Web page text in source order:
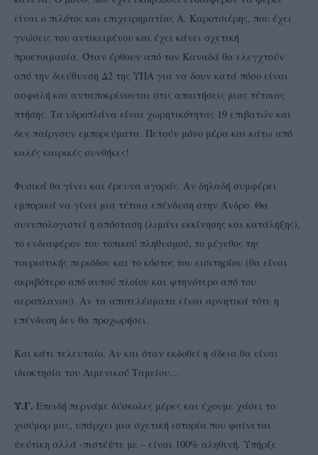
είναι ο πιλότος και επιχειρηματίας Α. Καροτσιέρης, που έχει
γνώσεις του αντικειμένου και έχει κάνει σχετική
προετοιμασία. Όταν έρθουν από τον Καναδά θα ελεγχτούν
από την διεύθυνση Δ2 της ΥΠΑ για να δουν κατά πόσο είναι
ασφαλή και ανταποκρίνονται στις απαιτήσεις μιας τέτοιας
πτήσης. Τα υδροπλάνα είναι χωρητικότητας 19 επιβατών και
δεν παίρνουν εμπορεύματα. Πετούν μόνο μέρα και κάτω από
καλές καιρικές συνθήκες!
Φυσικά θα γίνει και έρευνα αγοράς. Αν δηλαδή συμφέρει
εμπορικά να γίνει μια τέτοια επένδυση στην Άνδρο. Θα
συνυπολογιστεί η απόσταση (λιμάνι εκκίνησης και κατάληξης),
το ενδιαφέρον του τοπικού πληθυσμού, το μέγεθος της
τουριστικής περιόδου και το κόστος του εισιτηρίου (θα είναι
ακριβότερο από αυτού πλοίου και φτηνότερο από του
αεροπλανου). Αν τα αποτελέσματα είναι αρνητικά τότε η
επένδυση δεν θα προχωρήσει.
Και κάτι τελευταίο. Αν και όταν εκδοθεί η άδεια θα είναι
ιδιοκτησία του Λιμενικού Ταμείου…
Υ.Γ. Επειδή περνάμε δύσκολες μέρες και έχουμε χάσει το
χιούμορ μας, υπάρχει μια σχετική ιστορία που φαίνεται
ψεύτικη αλλά -πιστέψτε με – είναι 100% αληθινή. Υπήρξε